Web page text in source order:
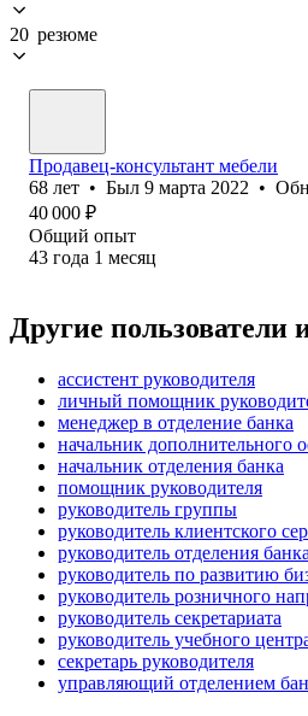
20 резюме
Продавец-консультант мебели
68 лет • Был 9 марта 2022 •
40 000 ₽
Общий опыт
43 года 1 месяц
Другие пользователи
ассистент руководителя
личный помощник
менеджер в отделение банка
начальник дополнительного
начальник отделения банка
помощник руководителя
руководитель группы
руководитель клиентского
руководитель отделения банка
руководитель по развитию
руководитель розничного
руководитель секретариата
руководитель учебного
секретарь руководителя
управляющий отделением